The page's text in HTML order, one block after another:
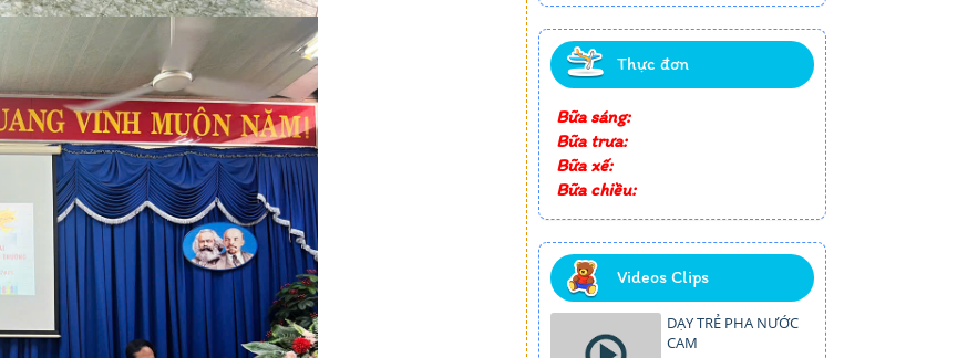
Thực đơn
Bữa sáng:
Bữa trưa:
Bữa xế:
Bữa chiều:
Videos Clips
DẠY TRẺ PHA NƯỚC
CAM